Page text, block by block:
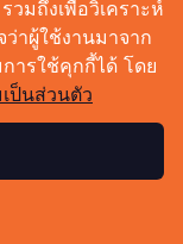
reserved.
มถึงเพื่อวิเคราะห์
ว่าผู้ใช้งานมาจาก
ารใช้คุกกี้ได้ โดย
ป็นส่วนตัว